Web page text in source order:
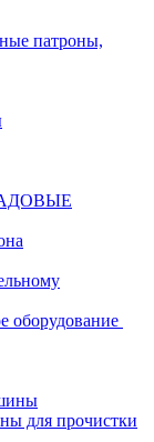
патроны,
оборудование
для прочистки